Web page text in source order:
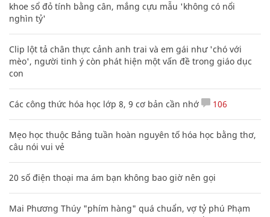
khoe sổ đỏ tính bằng cân, mắng cựu mẫu 'không có nổi
nghìn tỷ'
Clip lột tả chân thực cảnh anh trai và em gái như 'chó với
mèo', người tinh ý còn phát hiện một vấn đề trong giáo dục
con
Các công thức hóa học lớp 8, 9 cơ bản cần nhớ 106
Mẹo học thuộc Bảng tuần hoàn nguyên tố hóa học bằng thơ,
câu nói vui vẻ
20 số điện thoại ma ám bạn không bao giờ nên gọi
Mai Phương Thúy "phím hàng" quá chuẩn, vợ tỷ phú Phạm